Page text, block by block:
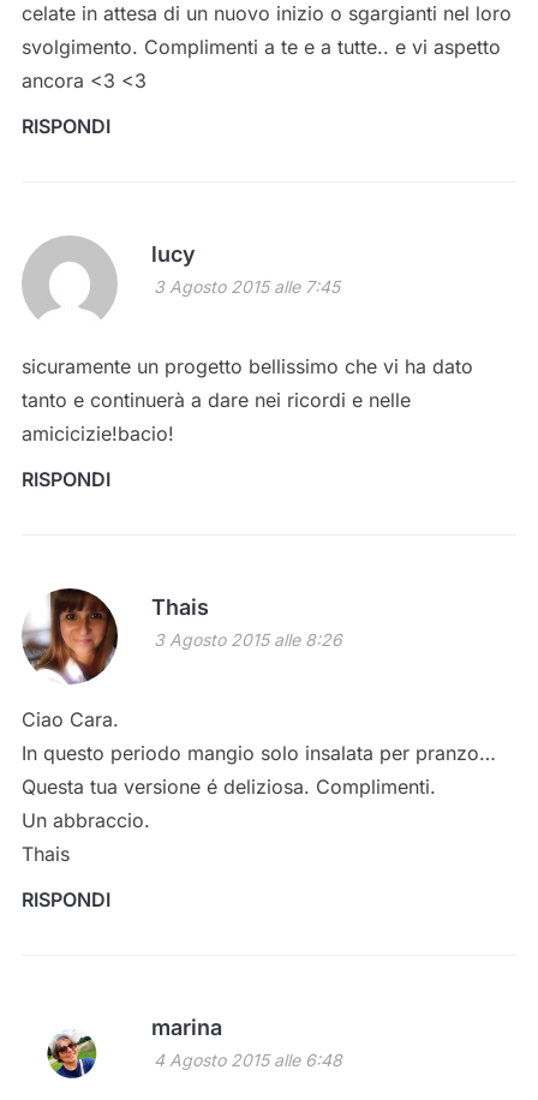
celate in attesa di un nuovo inizio o sgargianti nel loro
svolgimento. Complimenti a te e a tutte.. e vi aspetto
ancora <3 <3
RISPONDI
lucy
3 Agosto 2015 alle 7:45
sicuramente un progetto bellissimo che vi ha dato
tanto e continuerà a dare nei ricordi e nelle
amicicizie!bacio!
RISPONDI
Thais
3 Agosto 2015 alle 8:26
Ciao Cara.
In questo periodo mangio solo insalata per pranzo…
Questa tua versione é deliziosa. Complimenti.
Un abbraccio.
Thais
RISPONDI
marina
4 Agosto 2015 alle 6:48